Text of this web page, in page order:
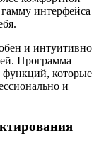
интерфейса
и интуитивно
Программа
функций, которые
и